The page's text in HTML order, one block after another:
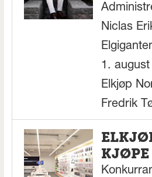
Niclas
1.
Elkjøp
Fredrik
KJØPE